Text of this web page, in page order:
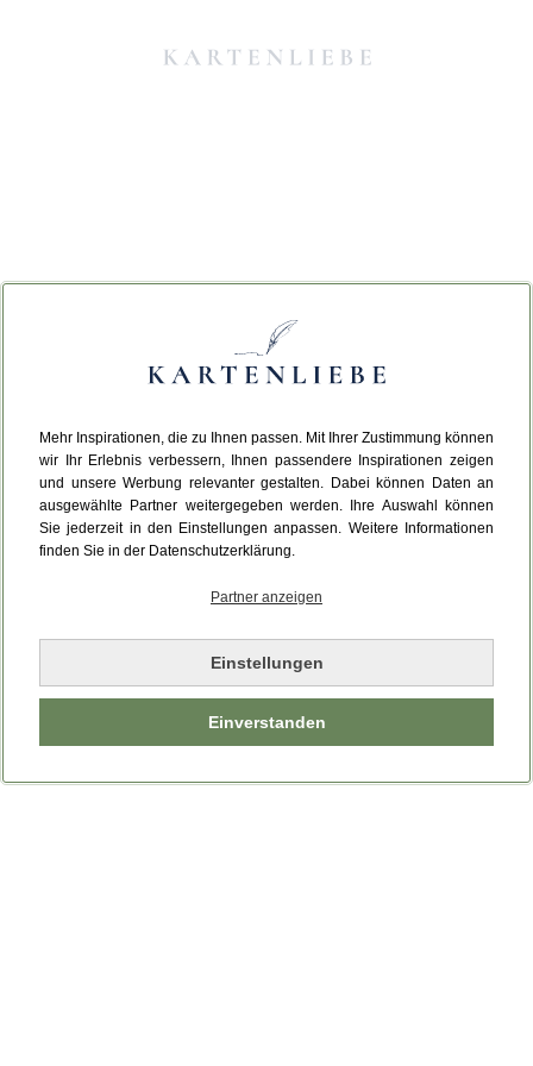
Mehr Inspirationen, die zu Ihnen passen. Mit Ihrer Zustimmung können
wir Ihr Erlebnis verbessern, Ihnen passendere Inspirationen zeigen
und unsere Werbung relevanter gestalten. Dabei können Daten an
ausgewählte Partner weitergegeben werden. Ihre Auswahl können
Sie jederzeit in den Einstellungen anpassen. Weitere Informationen
finden Sie in der Datenschutzerklärung.
Partner anzeigen
Einstellungen
Einverstanden
Da ist etwas schiefgelaufen.
Leider ist ein technischer Fehler aufgetreten.
Bitte laden Sie die Seite neu.